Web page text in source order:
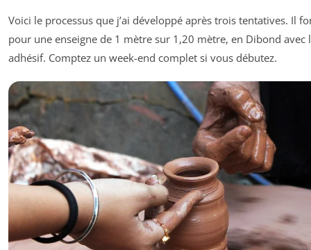
Voici le processus que j’ai développé après trois tentatives. Il
pour une enseigne de 1 mètre sur 1,20 mètre, en Dibond avec
adhésif. Comptez un week-end complet si vous débutez.